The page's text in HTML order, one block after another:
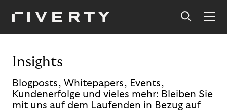
Insights
Blogposts, Whitepapers, Events,
Kundenerfolge und vieles mehr: Bleiben Sie
mit uns auf dem Laufenden in Bezug auf